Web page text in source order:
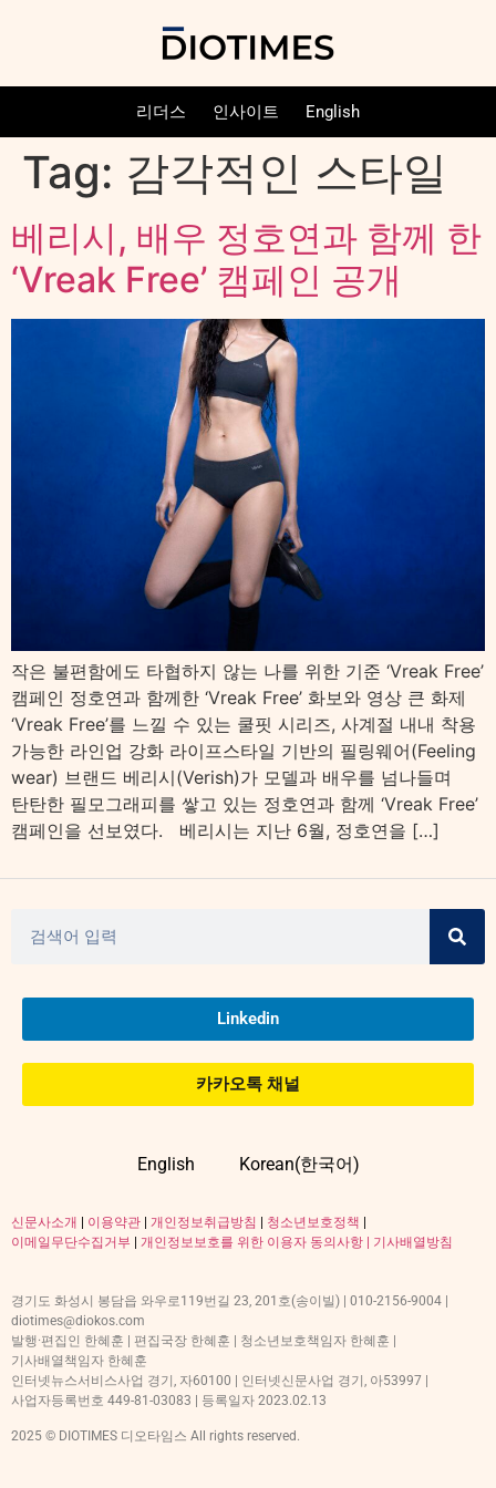
리더스 인사이트 English
Tag: 감각적인 스타일
베리시, 배우 정호연과 함께 한
‘Vreak Free’ 캠페인 공개
작은 불편함에도 타협하지 않는 나를 위한 기준 ‘Vreak Free’
캠페인 정호연과 함께한 ‘Vreak Free’ 화보와 영상 큰 화제
‘Vreak Free’를 느낄 수 있는 쿨핏 시리즈, 사계절 내내 착용
가능한 라인업 강화 라이프스타일 기반의 필링웨어(Feeling
wear) 브랜드 베리시(Verish)가 모델과 배우를 넘나들며
탄탄한 필모그래피를 쌓고 있는 정호연과 함께 ‘Vreak Free’
캠페인을 선보였다. 베리시는 지난 6월, 정호연을 […]
Linkedin
카카오톡 채널
English Korean(한국어)
신문사소개 이용약관 개인정보취급방침 청소년보호정책
이메일무단수집거부
개인정보보호를 위한 이용자 동의사항 | 기사배열방침
경기도 화성시 봉담읍 와우로119번길 23, 201호(송이빌) | 010-2156-9004 |
diotimes@diokos.com
발행·편집인 한혜훈 | 편집국장 한혜훈 | 청소년보호책임자 한혜훈 |
기사배열책임자 한혜훈
인터넷뉴스서비스사업 경기, 자60100 | 인터넷신문사업 경기, 아53997 |
사업자등록번호 449-81-03083 | 등록일자 2023.02.13
2025 © DIOTIMES 디오타임스 All rights reserved.